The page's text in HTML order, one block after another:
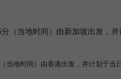
（当地时间）由新加坡出发，并
当地时间）由香港出发，并计划于当